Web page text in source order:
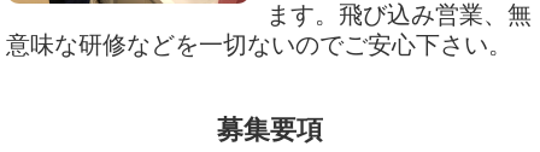
ます。飛び込み営業、無
意味な研修などを一切ないのでご安心下さい。
募集要項